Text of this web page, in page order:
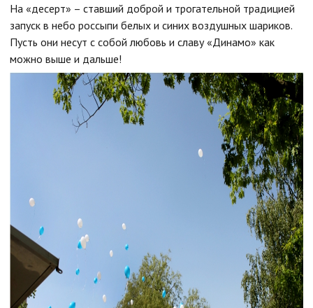
На «десерт» – ставший доброй и трогательной традицией
запуск в небо россыпи белых и синих воздушных шариков.
Пусть они несут с собой любовь и славу «Динамо» как
можно выше и дальше!